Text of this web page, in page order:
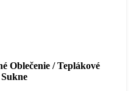
Oblečenie / Teplákové